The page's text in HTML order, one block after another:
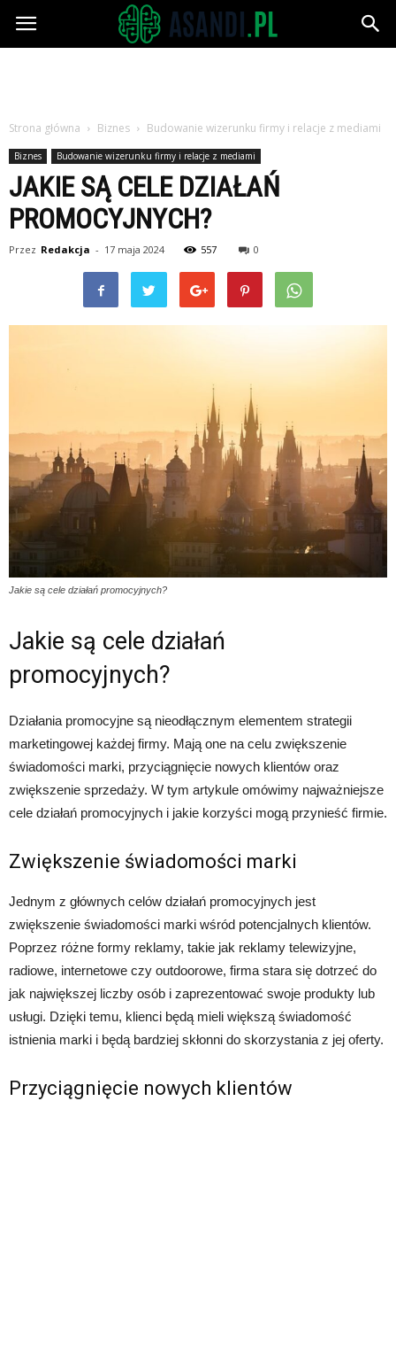
Asandi.pl
Strona główna Biznes Budowanie wizerunku firmy i relacje z mediami
Biznes Budowanie wizerunku firmy i relacje z mediami
JAKIE SĄ CELE DZIAŁAŃ
PROMOCYJNYCH?
Przez Redakcja - 17 maja 2024 557 0
Jakie są cele działań promocyjnych?
Jakie są cele działań
promocyjnych?
Działania promocyjne są nieodłącznym elementem strategii
marketingowej każdej firmy. Mają one na celu zwiększenie
świadomości marki, przyciągnięcie nowych klientów oraz
zwiększenie sprzedaży. W tym artykule omówimy najważniejsze
cele działań promocyjnych i jakie korzyści mogą przynieść firmie.
Zwiększenie świadomości marki
Jednym z głównych celów działań promocyjnych jest
zwiększenie świadomości marki wśród potencjalnych klientów.
Poprzez różne formy reklamy, takie jak reklamy telewizyjne,
radiowe, internetowe czy outdoorowe, firma stara się dotrzeć do
jak największej liczby osób i zaprezentować swoje produkty lub
usługi. Dzięki temu, klienci będą mieli większą świadomość
istnienia marki i będą bardziej skłonni do skorzystania z jej oferty.
Przyciągnięcie nowych klientów